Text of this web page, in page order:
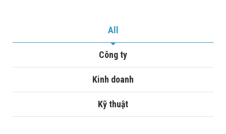
All
Công ty
Kinh doanh
Kỹ thuật